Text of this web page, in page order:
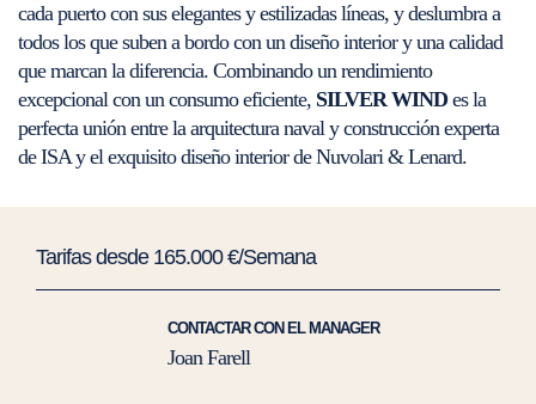
cada puerto con sus elegantes y estilizadas líneas, y deslumbra a
todos los que suben a bordo con un diseño interior y una calidad
que marcan la diferencia. Combinando un rendimiento
excepcional con un consumo eficiente, SILVER WIND es la
perfecta unión entre la arquitectura naval y construcción experta
de ISA y el exquisito diseño interior de Nuvolari & Lenard.
Tarifas desde 165.000 €/Semana
CONTACTAR CON EL MANAGER
Joan Farell